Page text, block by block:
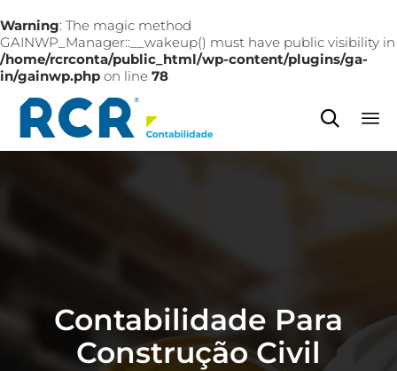
Warning: The magic method
GAINWP_Manager::__wakeup() must have public visibility in
/home/rcrconta/public_html/wp-content/plugins/ga-
in/gainwp.php on line 78

Contabilidade Para
Construção Civil